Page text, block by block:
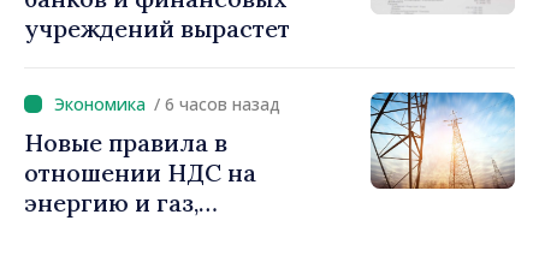
справедливое
учреждений вырастет
/ 6 часов назад
Новые правила в
отношении НДС на
энергию и газ,